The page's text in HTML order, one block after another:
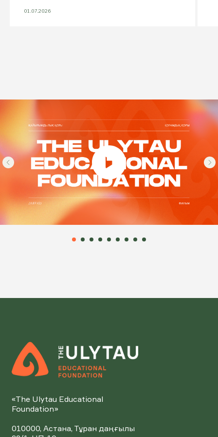
01.07.2026
«The Ulytau Educational
Foundation»
010000, Астана, Тұран даңғылы